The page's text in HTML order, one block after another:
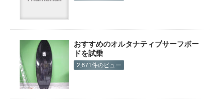
おすすめのオルタナティブサーフボー
ドを試乗
2,671件のビュー